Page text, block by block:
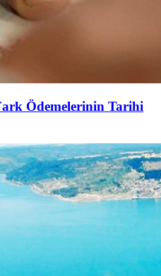
Ödemelerinin Tarihi